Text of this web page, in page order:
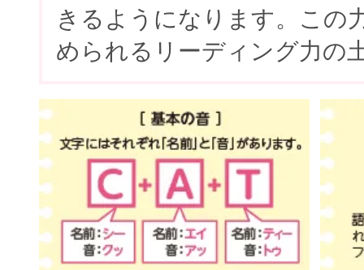
きるようになります。この
められるリーディング力の